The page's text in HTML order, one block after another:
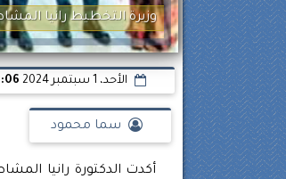
وزيرة التخطيط رانيا
الأحد، 1 سبتمبر 2024
سما محمود
أكدت الدكتورة رانيا